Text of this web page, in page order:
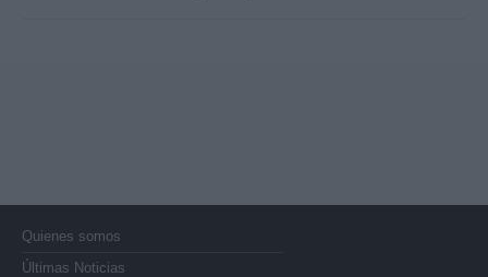
Quienes somos
Últimas Noticias